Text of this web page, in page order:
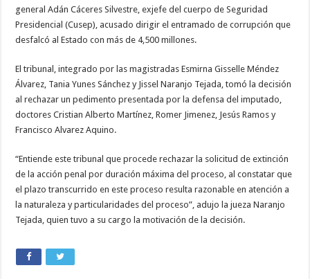
general Adán Cáceres Silvestre, exjefe del cuerpo de Seguridad
Presidencial (Cusep), acusado dirigir el entramado de corrupción que
desfalcó al Estado con más de 4,500 millones.
El tribunal, integrado por las magistradas Esmirna Gisselle Méndez
Álvarez, Tania Yunes Sánchez y Jissel Naranjo Tejada, tomó la decisión
al rechazar un pedimento presentada por la defensa del imputado,
doctores Cristian Alberto Martínez, Romer Jimenez, Jesús Ramos y
Francisco Alvarez Aquino.
“Entiende este tribunal que procede rechazar la solicitud de extinción
de la acción penal por duración máxima del proceso, al constatar que
el plazo transcurrido en este proceso resulta razonable en atención a
la naturaleza y particularidades del proceso”, adujo la jueza Naranjo
Tejada, quien tuvo a su cargo la motivación de la decisión.